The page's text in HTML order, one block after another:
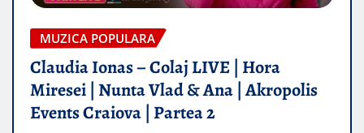
MUZICA POPULARA
Claudia Ionas – Colaj LIVE | Hora
Miresei | Nunta Vlad & Ana | Akropolis
Events Craiova | Partea 2